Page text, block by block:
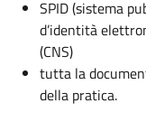
SPID (sistema
d’identità
(CNS)
tutta la
della pratica.